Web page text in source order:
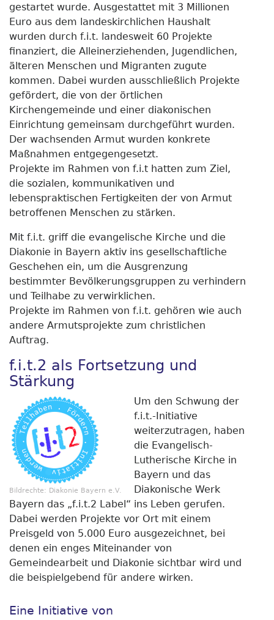
gestartet wurde. Ausgestattet mit 3 Millionen
Euro aus dem landeskirchlichen Haushalt
wurden durch f.i.t. landesweit 60 Projekte
finanziert, die Alleinerziehenden, Jugendlichen,
älteren Menschen und Migranten zugute
kommen. Dabei wurden ausschließlich Projekte
gefördert, die von der örtlichen
Kirchengemeinde und einer diakonischen
Einrichtung gemeinsam durchgeführt wurden.
Der wachsenden Armut wurden konkrete
Maßnahmen entgegengesetzt.
Projekte im Rahmen von f.i.t hatten zum Ziel,
die sozialen, kommunikativen und
lebenspraktischen Fertigkeiten der von Armut
betroffenen Menschen zu stärken.
Mit f.i.t. griff die evangelische Kirche und die
Diakonie in Bayern aktiv ins gesellschaftliche
Geschehen ein, um die Ausgrenzung
bestimmter Bevölkerungsgruppen zu verhindern
und Teilhabe zu verwirklichen.
Projekte im Rahmen von f.i.t. gehören wie auch
andere Armutsprojekte zum christlichen
Auftrag.
f.i.t.2 als Fortsetzung und
Stärkung
Bildrechte: Diakonie Bayern e.V.
Um den Schwung der
f.i.t.-Initiative
weiterzutragen, haben
die Evangelisch-
Lutherische Kirche in
Bayern und das
Diakonische Werk
Bayern das „f.i.t.2 Label“ ins Leben gerufen.
Dabei werden Projekte vor Ort mit einem
Preisgeld von 5.000 Euro ausgezeichnet, bei
denen ein enges Miteinander von
Gemeindearbeit und Diakonie sichtbar wird und
die beispielgebend für andere wirken.
Eine Initiative von